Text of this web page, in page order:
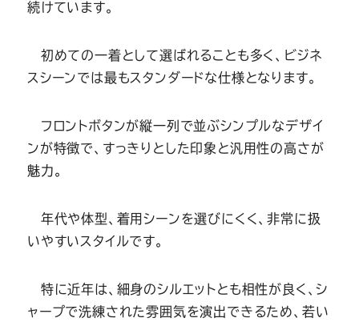
続けています。
初めての一着として選ばれることも多く、ビジネ
スシーンでは最もスタンダードな仕様となります。
フロントボタンが縦一列で並ぶシンプルなデザイ
ンが特徴で、すっきりとした印象と汎用性の高さが
魅力。
年代や体型、着用シーンを選びにくく、非常に扱
いやすいスタイルです。
特に近年は、細身のシルエットとも相性が良く、シ
ャープで洗練された雰囲気を演出できるため、若い